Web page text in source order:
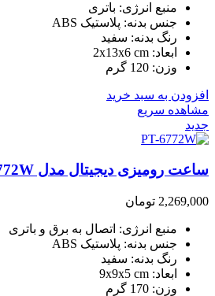
منبع انرژی: باتری
جنس بدنه: پلاستیک ABS
رنگ بدنه: سفید
ابعاد: 2x13x6 cm
وزن: 120 گرم
افزودن به سبد خرید
مشاهده سریع
جدید
ساعت رومیزی دیجیتال مدل PT-6772W
2,269,000 تومان
منبع انرژی: اتصال به برق و باتری
جنس بدنه: پلاستیک ABS
رنگ بدنه: سفید
ابعاد: 9x9x5 cm
وزن: 170 گرم